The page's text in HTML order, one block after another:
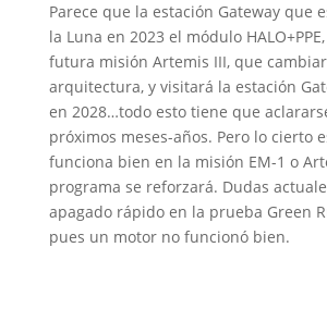
Parece que la estación Gateway que
la Luna en 2023 el módulo
futura misión Artemis III, que
arquitectura, y visitará la estación
en 2028…todo esto tiene que
próximos meses-años. Pero lo cierto
funciona bien en la misión EM-1 o
programa se reforzará. Dudas
apagado rápido en la prueba Green
pues un motor no funcionó bien.